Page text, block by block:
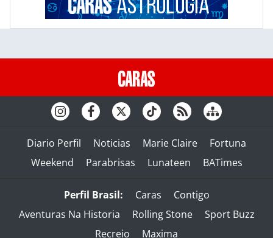
Diario Perfil Noticias Marie Claire
Fortuna
Weekend
Parabrisas Lunateen BATimes
Perfil Brasil: Caras
Contigo
Aventuras Na Historia
Rolling Stone
Sport Buzz
Recreio
Maxima